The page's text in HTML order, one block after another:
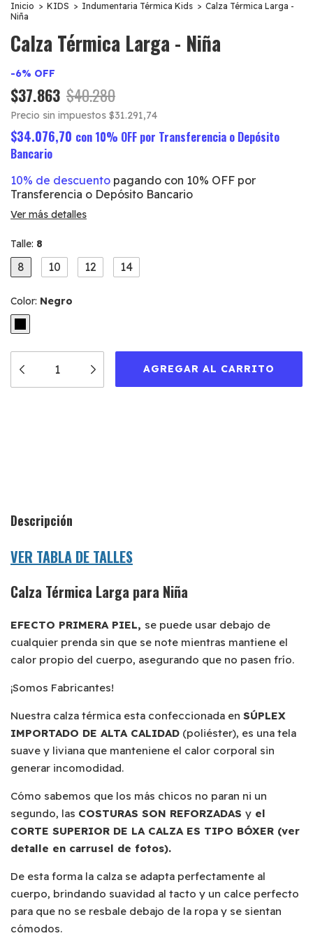
Inicio > KIDS > Indumentaria Térmica Kids > Calza Térmica Larga -
Niña
Calza Térmica Larga - Niña
-6% OFF
$37.863 $40.280
Precio sin impuestos $31.291,74
$34.076,70 con 10% OFF por Transferencia o Depósito
Bancario
10% de descuento pagando con 10% OFF por
Transferencia o Depósito Bancario
Ver más detalles
Talle: 8
8 10 12 14
Color: Negro
Descripción
VER TABLA DE TALLES
Calza Térmica Larga para Niña
EFECTO PRIMERA PIEL, se puede usar debajo de
cualquier prenda sin que se note mientras mantiene el
calor propio del cuerpo, asegurando que no pasen frío.
¡Somos Fabricantes!
Nuestra calza térmica esta confeccionada en SÚPLEX
IMPORTADO DE ALTA CALIDAD (poliéster), es una tela
suave y liviana que manteniene el calor corporal sin
generar incomodidad.
Cómo sabemos que los más chicos no paran ni un
segundo, las COSTURAS SON REFORZADAS y el
CORTE SUPERIOR DE LA CALZA ES TIPO BÓXER (ver
detalle en carrusel de fotos).
De esta forma la calza se adapta perfectamente al
cuerpo, brindando suavidad al tacto y un calce perfecto
para que no se resbale debajo de la ropa y se sientan
cómodos.